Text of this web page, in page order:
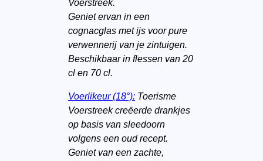
Voerstreek.
Geniet ervan in een
cognacglas met ijs voor pure
verwennerij van je zintuigen.
Beschikbaar in flessen van 20
cl en 70 cl.
Voerlikeur (18°):Toerisme
Voerstreek creëerde drankjes
op basis van sleedoorn
volgens een oud recept.
Geniet van een zachte,